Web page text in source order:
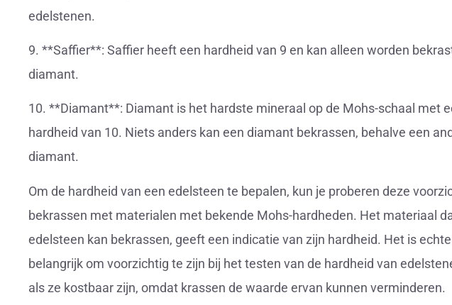
edelstenen.
9. **Saffier**: Saffier heeft een hardheid van 9 en kan alleen worden
diamant.
10. **Diamant**: Diamant is het hardste mineraal op de Mohs-schaal met
hardheid van 10. Niets anders kan een diamant bekrassen, behalve een
diamant.
Om de hardheid van een edelsteen te bepalen, kun je proberen deze
bekrassen met materialen met bekende Mohs-hardheden. Het materiaal
edelsteen kan bekrassen, geeft een indicatie van zijn hardheid. Het is
belangrijk om voorzichtig te zijn bij het testen van de hardheid van
als ze kostbaar zijn, omdat krassen de waarde ervan kunnen verminderen.